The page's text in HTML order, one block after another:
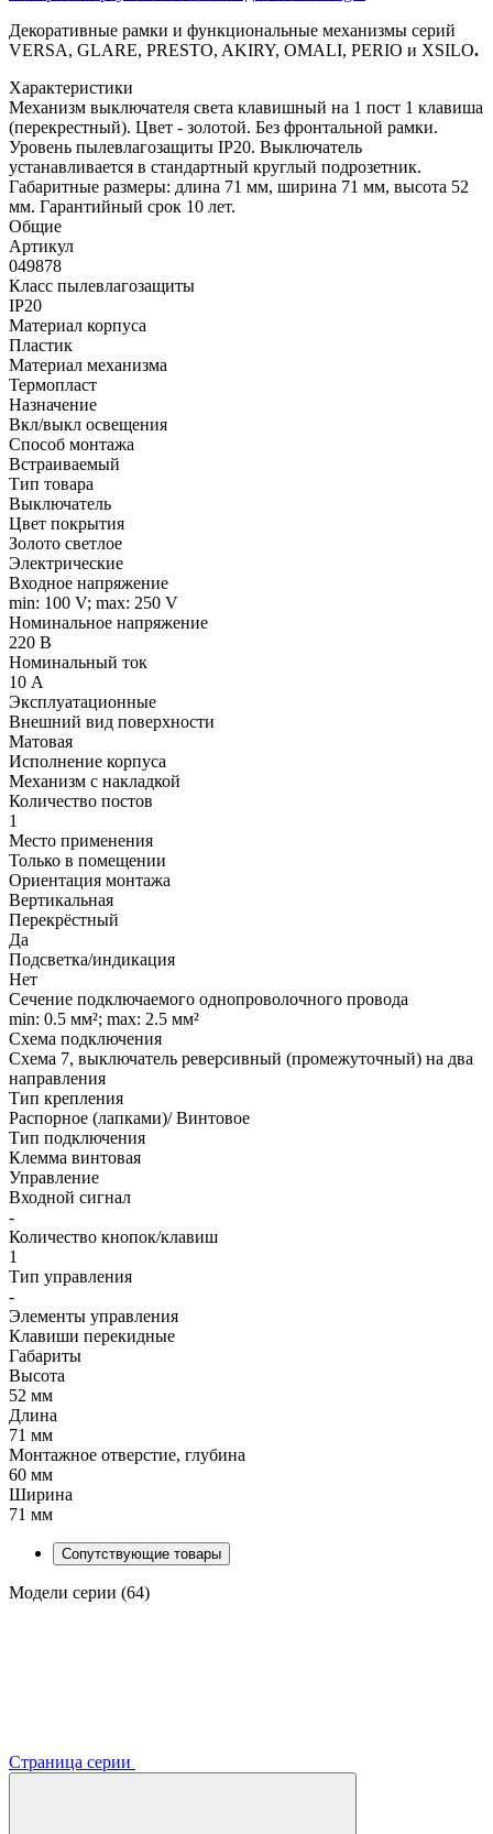
Декоративные рамки и функциональные механизмы серий
VERSA, GLARE, PRESTO, AKIRY, OMALI, PERIO и XSILO.
Характеристики
Механизм выключателя света клавишный на 1 пост 1 клавиша
(перекрестный). Цвет - золотой. Без фронтальной рамки.
Уровень пылевлагозащиты IP20. Выключатель
устанавливается в стандартный круглый подрозетник.
Габаритные размеры: длина 71 мм, ширина 71 мм, высота 52
мм. Гарантийный срок 10 лет.
Общие
Артикул
049878
Класс пылевлагозащиты
IP20
Материал корпуса
Пластик
Материал механизма
Термопласт
Назначение
Вкл/выкл освещения
Способ монтажа
Встраиваемый
Тип товара
Выключатель
Цвет покрытия
Золото светлое
Электрические
Входное напряжение
min: 100 V; max: 250 V
Номинальное напряжение
220 В
Номинальный ток
10 А
Эксплуатационные
Внешний вид поверхности
Матовая
Исполнение корпуса
Механизм с накладкой
Количество постов
1
Место применения
Только в помещении
Ориентация монтажа
Вертикальная
Перекрёстный
Да
Подсветка/индикация
Нет
Сечение подключаемого однопроволочного провода
min: 0.5 мм²; max: 2.5 мм²
Схема подключения
Схема 7, выключатель реверсивный (промежуточный) на два
направления
Тип крепления
Распорное (лапками)/ Винтовое
Тип подключения
Клемма винтовая
Управление
Входной сигнал
-
Количество кнопок/клавиш
1
Тип управления
-
Элементы управления
Клавиши перекидные
Габариты
Высота
52 мм
Длина
71 мм
Монтажное отверстие, глубина
60 мм
Ширина
71 мм
Сопутствующие товары
Модели серии (64)
Страница серии